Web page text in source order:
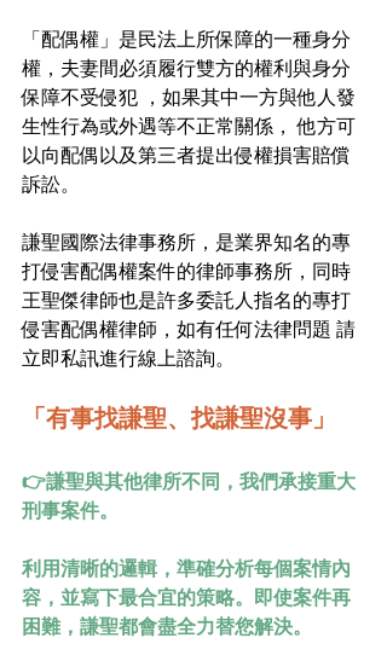
「配偶權」是民法上所保障的一種身分
權，夫妻間必須履行雙方的權利與身分
保障不受侵犯 ，如果其中一方與他人發
生性行為或外遇等不正常關係， 他方可
以向配偶以及第三者提出侵權損害賠償
訴訟。
謙聖國際法律事務所，是業界知名的專
打侵害配偶權案件的律師事務所，同時
王聖傑律師也是許多委託人指名的專打
侵害配偶權律師，如有任何法律問題 請
立即私訊進行線上諮詢。
「有事找謙聖、找謙聖沒事」
👉謙聖與其他律所不同，我們承接重大
刑事案件。
利用清晰的邏輯，準確分析每個案情內
容，並寫下最合宜的策略。即使案件再
困難，謙聖都會盡全力替您解決。